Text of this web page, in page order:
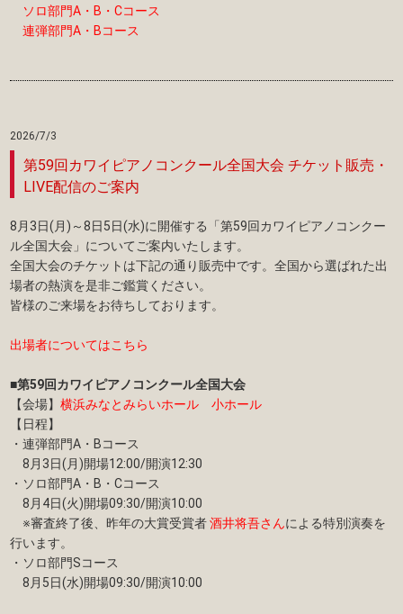
ソロ部門A・B・Cコース
連弾部門A・Bコース
2026/7/3
第59回カワイピアノコンクール全国大会 チケット販売・
LIVE配信のご案内
8月3日(月)～8日5日(水)に開催する「第59回カワイピアノコンクー
ル全国大会」についてご案内いたします。
全国大会のチケットは下記の通り販売中です。全国から選ばれた出
場者の熱演を是非ご鑑賞ください。
皆様のご来場をお待ちしております。
出場者についてはこちら
■第59回カワイピアノコンクール全国大会
【会場】横浜みなとみらいホール 小ホール
【日程】
・連弾部門A・Bコース
8月3日(月)開場12:00/開演12:30
・ソロ部門A・B・Cコース
8月4日(火)開場09:30/開演10:00
※審査終了後、昨年の大賞受賞者酒井将吾さんによる特別演奏を
行います。
・ソロ部門Sコース
8月5日(水)開場09:30/開演10:00